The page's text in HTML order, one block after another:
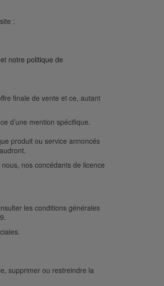
:
notre politique de
finale de vente et ce, autant
d’une mention spécifique.
produit ou service annoncés
nos concédants de licence
les conditions générales
supprimer ou restreindre la